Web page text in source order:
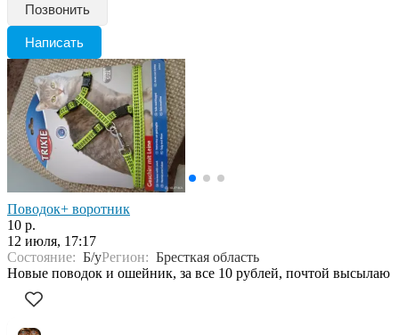
Позвонить
Написать
Поводок+ воротник
10 р.
12 июля, 17:17
Состояние: Б/уРегион: Бресткая область
Новые поводок и ошейник, за все 10 рублей, почтой высылаю